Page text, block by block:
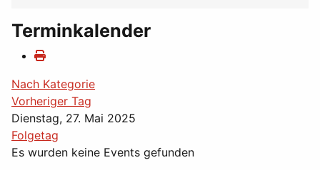
Terminkalender
Nach Kategorie
Vorheriger Tag
Dienstag, 27. Mai 2025
Folgetag
Es wurden keine Events gefunden